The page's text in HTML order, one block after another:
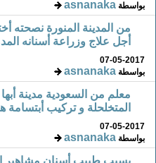
بواسطةasnanaka
من المدينة المنورة نصحته
أجل علاج وزراعة أسنانه
07-05-2017
بواسطةasnanaka
معلم من السعودية مدينة
المتخلحلة و تركيب أبتسامة
07-05-2017
بواسطةasnanaka
بسبب طبيب أسنان مشاهير